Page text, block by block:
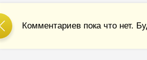
Комментариев пока что нет.